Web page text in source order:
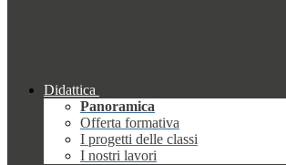
Didattica
Panoramica
Offerta formativa
I progetti delle classi
I nostri lavori